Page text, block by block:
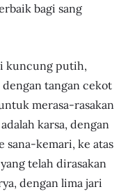
bagi sang
kuncung putih,
dengan tangan cekot
merasa-rasakan
karsa, dengan
sana-kemari, ke atas
telah dirasakan
dengan lima jari